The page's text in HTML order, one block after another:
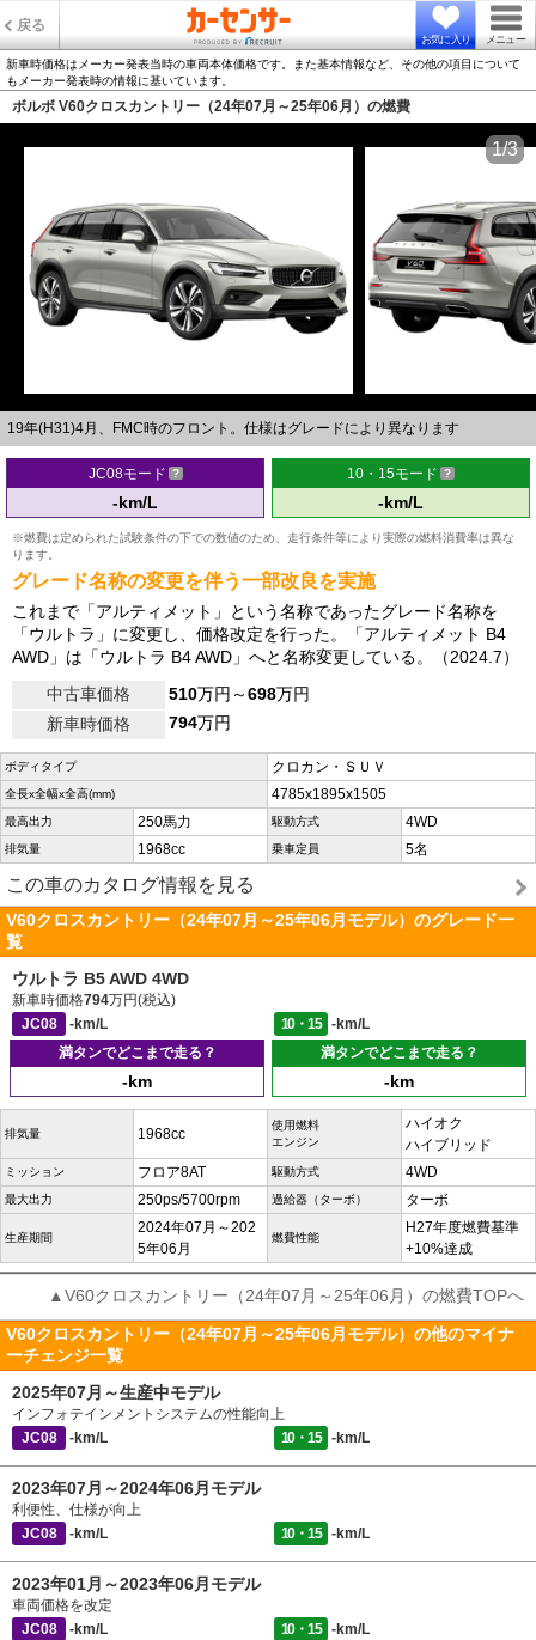
戻る
お気に入り メニュー
新車時価格はメーカー発表当時の車両本体価格です。また基本情報など、その他の項目について
もメーカー発表時の情報に基いています。
ボルボ V60クロスカントリー（24年07月～25年06月）の燃費
19年(H31)4月、FMC時のフロント。仕様はグレードにより異なります
1/3
JC08モード
-km/L
10・15モード
-km/L
※燃費は定められた試験条件の下での数値のため、走行条件等により実際の燃料消費率は異な
ります。
グレード名称の変更を伴う一部改良を実施
これまで「アルティメット」という名称であったグレード名称を
「ウルトラ」に変更し、価格改定を行った。「アルティメット B4
AWD」は「ウルトラ B4 AWD」へと名称変更している。（2024.7）
中古車価格
510万円～698万円
新車時価格
794万円
ボディタイプ クロカン・ＳＵＶ
全長x全幅x全高(mm) 4785x1895x1505
最高出力 250馬力 駆動方式 4WD
排気量 1968cc 乗車定員 5名
この車のカタログ情報を見る
V60クロスカントリー（24年07月～25年06月モデル）のグレード一
覧
ウルトラ B5 AWD 4WD
新車時価格794万円(税込)
JC08
-km/L 10・15
-km/L
満タンでどこまで走る？
-km
満タンでどこまで走る？
-km
排気量 1968cc
使用燃料
エンジン
ハイオク
ハイブリッド
ミッション フロア8AT 駆動方式 4WD
最大出力 250ps/5700rpm 過給器（ターボ） ターボ
生産期間
2024年07月～202
5年06月
燃費性能
H27年度燃費基準
+10%達成
▲V60クロスカントリー（24年07月～25年06月）の燃費TOPへ
V60クロスカントリー（24年07月～25年06月モデル）の他のマイナ
ーチェンジ一覧
2025年07月～生産中モデル
インフォテインメントシステムの性能向上
JC08
-km/L 10・15 -km/L
2023年07月～2024年06月モデル
利便性、仕様が向上
JC08
-km/L 10・15 -km/L
2023年01月～2023年06月モデル
車両価格を改定
JC08
-km/L 10・15 -km/L